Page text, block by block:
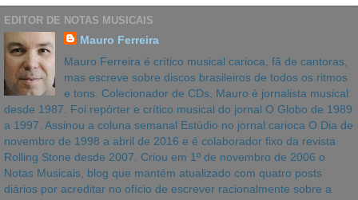
EDITOR DE NOTAS MUSICAIS
Mauro Ferreira
Mauro Ferreira é crítico musical carioca, fã de cantoras,
mas escreve sobre discos brasileiros de todos os ritmos
e tons. Colecionador de CDs, Mauro é jornalista musical
desde 1987. Foi repórter e crítico musical do jornal O Globo de 1989
a 1997. Assinou a coluna semanal Estúdio no jornal carioca O Dia de
novembro de 1998 a abril de 2016 e é colaborador fixo da revista
Rolling Stone desde 2007. Criou em 1º de novembro de 2006 o
Notas Musicais, blog que mantém atualizado com quatro posts
diários por acreditar no ofício de escrever racionalmente sobre a